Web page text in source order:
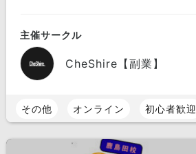
主催サークル
CheShire【副業】
その他 オンライン 初心者歓迎